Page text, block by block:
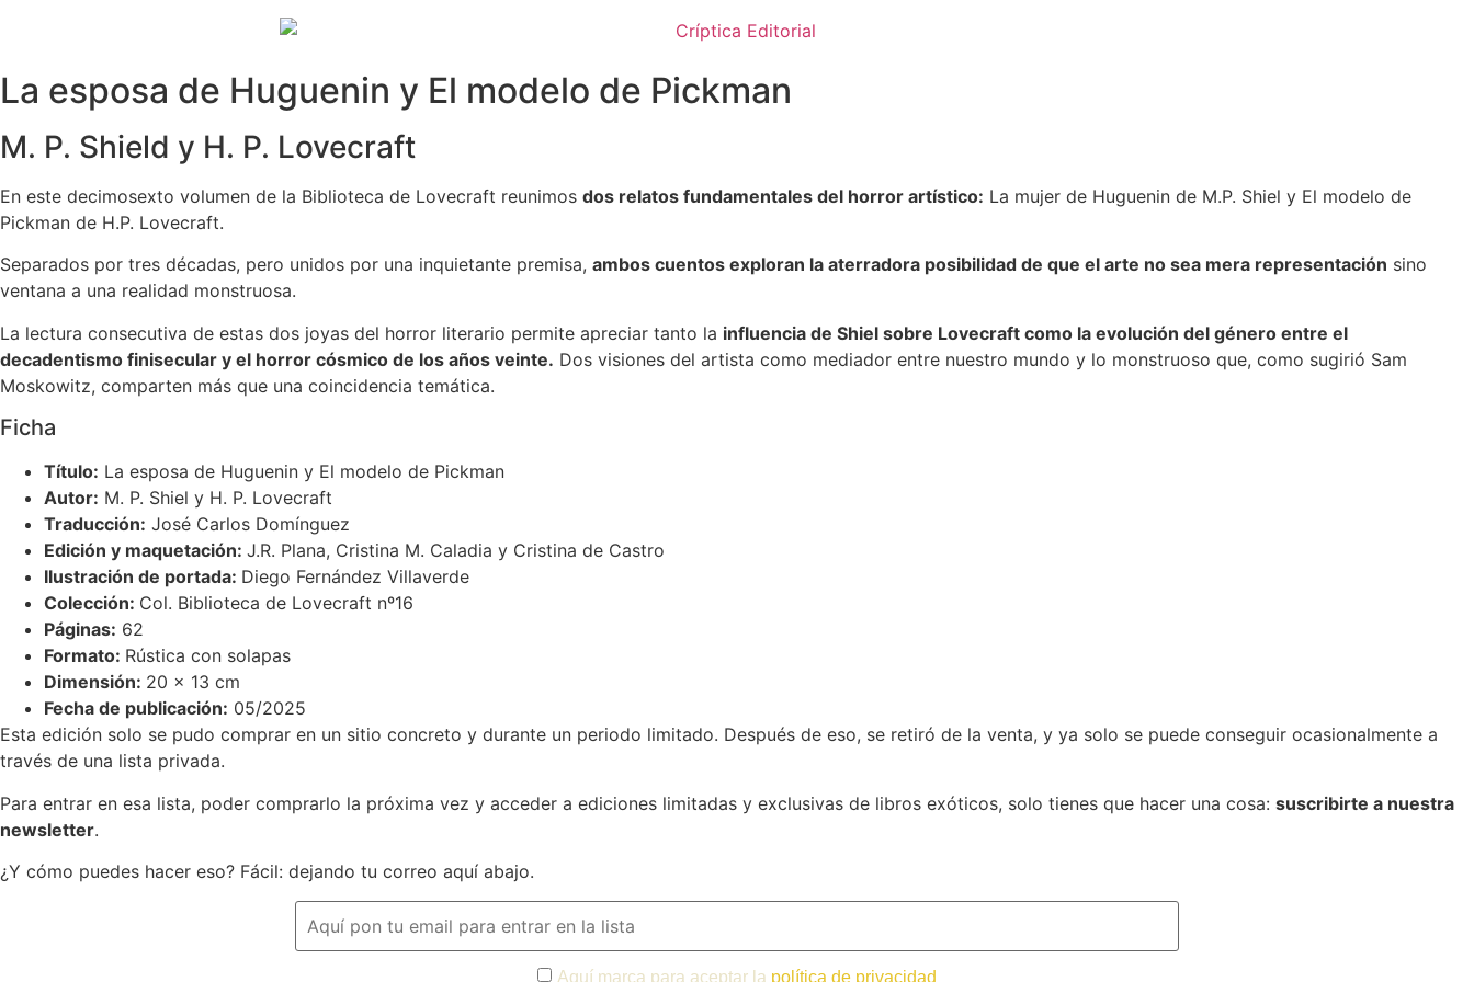
La esposa de Huguenin y El modelo de Pickman
M. P. Shield y H. P. Lovecraft
En este decimosexto volumen de la Biblioteca de Lovecraft reunimos dos relatos fundamentales del horror artístico: La mujer de Huguenin de M.P. Shiel y El modelo de
Pickman de H.P. Lovecraft.
Separados por tres décadas, pero unidos por una inquietante premisa, ambos cuentos exploran la aterradora posibilidad de que el arte no sea mera representación sino
ventana a una realidad monstruosa.
La lectura consecutiva de estas dos joyas del horror literario permite apreciar tanto la influencia de Shiel sobre Lovecraft como la evolución del género entre el
decadentismo finisecular y el horror cósmico de los años veinte. Dos visiones del artista como mediador entre nuestro mundo y lo monstruoso que, como sugirió Sam
Moskowitz, comparten más que una coincidencia temática.
Ficha
Título: La esposa de Huguenin y El modelo de Pickman
Autor: M. P. Shiel y H. P. Lovecraft
Traducción: José Carlos Domínguez
Edición y maquetación: J.R. Plana, Cristina M. Caladia y Cristina de Castro
Ilustración de portada: Diego Fernández Villaverde
Colección: Col. Biblioteca de Lovecraft nº16
Páginas: 62
Formato: Rústica con solapas
Dimensión: 20 x 13 cm
Fecha de publicación: 05/2025
Esta edición solo se pudo comprar en un sitio concreto y durante un periodo limitado. Después de eso, se retiró de la venta, y ya solo se puede conseguir ocasionalmente a
través de una lista privada.
Para entrar en esa lista, poder comprarlo la próxima vez y acceder a ediciones limitadas y exclusivas de libros exóticos, solo tienes que hacer una cosa: suscribirte a nuestra
newsletter.
¿Y cómo puedes hacer eso? Fácil: dejando tu correo aquí abajo.
Aquí marca para aceptar la política de privacidad